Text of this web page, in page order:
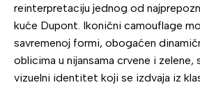
reinterpretaciju jednog od
kuće Dupont. Ikonični camouflage
savremenoj formi, obogaćen
oblicima u nijansama crvene i zelene,
vizuelni identitet koji se izdvaja iz